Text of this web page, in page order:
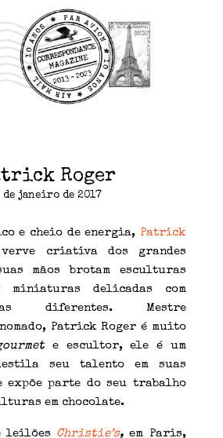
Roger
de janeiro de 2017
e cheio de energia, Patrick
criativa dos grandes
mãos brotam esculturas
miniaturas delicadas com
diferentes. Mestre
Patrick Roger é muito
e escultor, ele é um
seu talento em suas
expõe parte do seu trabalho
em chocolate.
leilões Christie’s, em Paris,